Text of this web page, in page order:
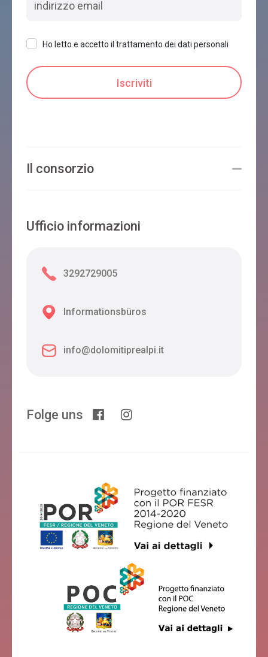
Ho letto e accetto il trattamento dei dati personali
Il consorzio
Ufficio informazioni
3292729005
Informationsbüros
info@dolomitiprealpi.it
Folge uns